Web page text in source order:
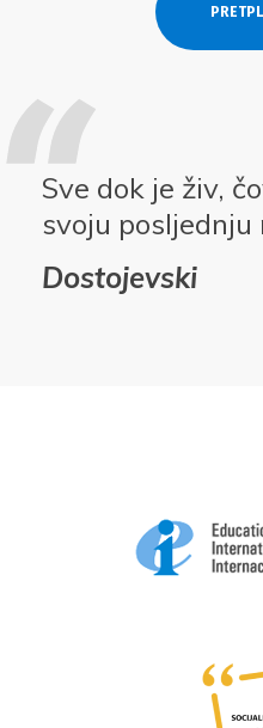
Sve dok je živ,
svoju posljednju
Dostojevski